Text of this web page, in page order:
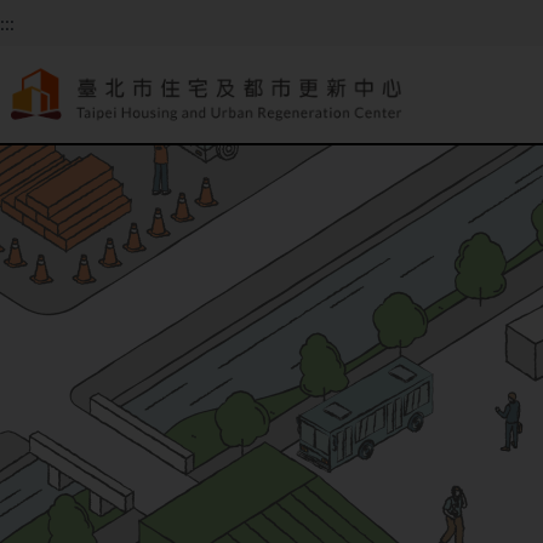
跳到主要內容
:::
:::